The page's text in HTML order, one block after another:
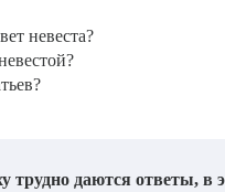
невеста?
трудно даются ответы, в